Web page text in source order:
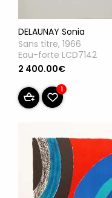
DELAUNAY Sonia
Sans titre, 1966
Eau-forte LCD7142
2 400.00€
1